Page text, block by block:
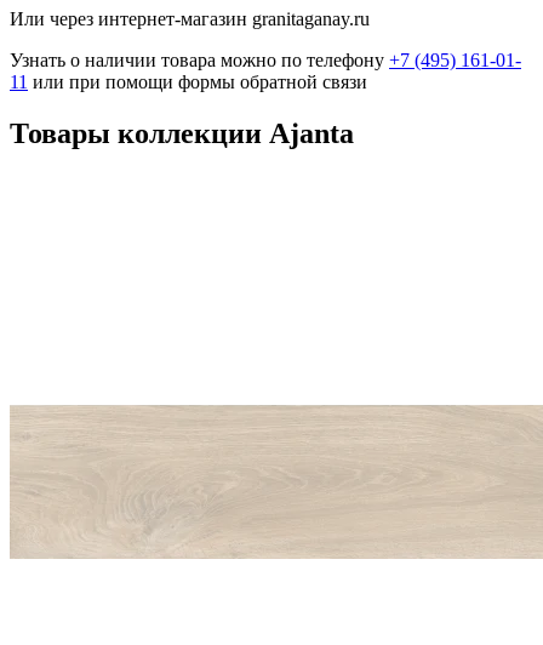
Или через интернет-магазин granitaganay.ru
Узнать о наличии товара можно по телефону +7 (495) 161-01-
11 или при помощи формы обратной связи
Товары коллекции Ajanta